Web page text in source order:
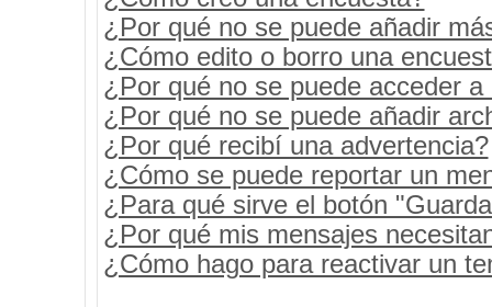
¿Por qué no se puede añadir
¿Cómo edito o borro una
¿Por qué no se puede acceder a
¿Por qué no se puede añadir
¿Por qué recibí una advertencia?
¿Cómo se puede reportar un
¿Para qué sirve el botón
¿Por qué mis mensajes
¿Cómo hago para reactivar un